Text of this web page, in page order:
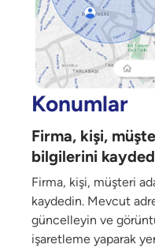
Konumlar
Firma, kişi,
bilgilerini
Firma, kişi, müşteri
kaydedin. Mevcut
güncelleyin ve
işaretleme yaparak